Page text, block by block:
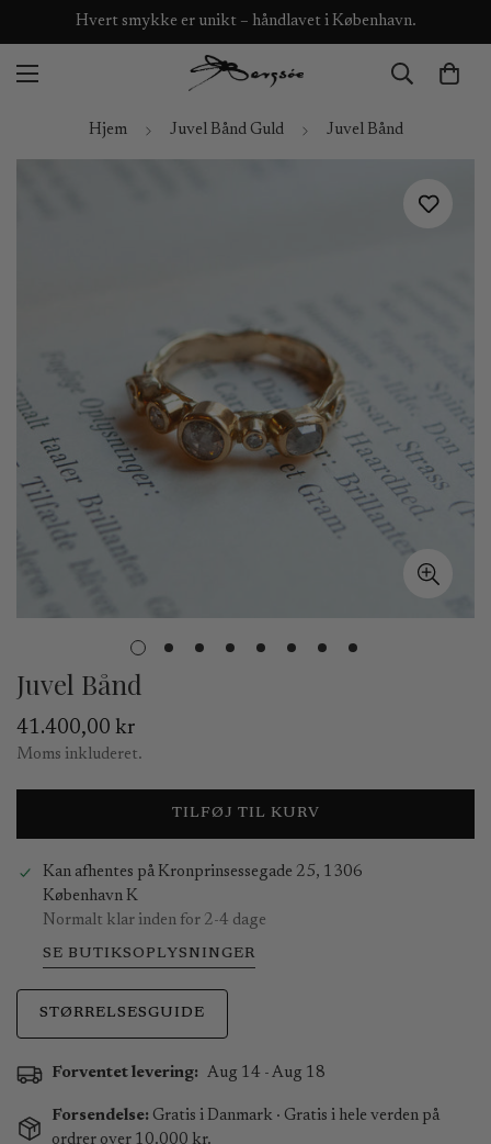
Hvert smykke er unikt – håndlavet i København.
Hjem Juvel Bånd Guld Juvel Bånd
Juvel Bånd
Normal
pris
41.400,00 kr
Moms inkluderet.
TILFØJ TIL KURV
Kan afhentes på Kronprinsessegade 25, 1306
København K
Normalt klar inden for 2-4 dage
SE BUTIKSOPLYSNINGER
STØRRELSESGUIDE
Forventet levering: Aug 14 - Aug 18
Forsendelse: Gratis i Danmark · Gratis i hele verden på
ordrer over 10.000 kr.